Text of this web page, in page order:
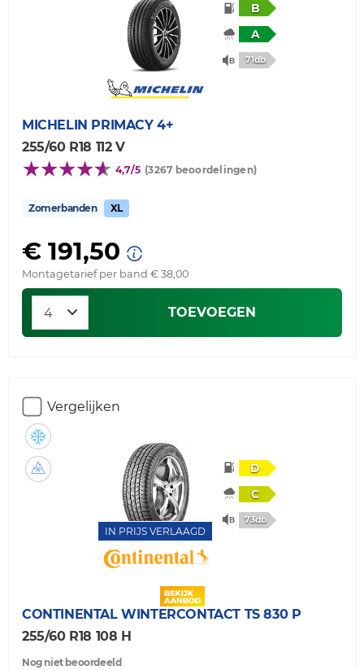
B
A
71db
MICHELIN PRIMACY 4+
255/60 R18 112 V
4,7/5 (3267 beoordelingen)
Zomerbanden XL
€ 191,50
Montagetarief per band € 38,00
TOEVOEGEN
Vergelijken
IN PRIJS VERLAAGD
D
C
73db
CONTINENTAL WINTERCONTACT TS 830 P
255/60 R18 108 H
Nog niet beoordeeld